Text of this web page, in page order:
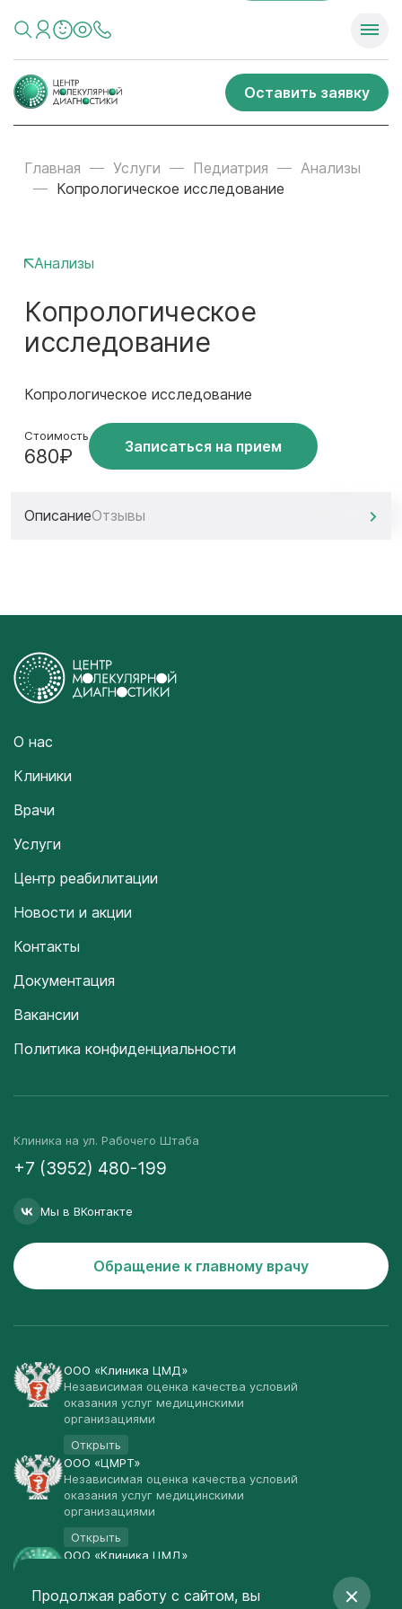
Оставить заявку
Главная Услуги Педиатрия
Анализы
Копрологическое исследование
Анализы
Копрологическое
исследование
Копрологическое исследование
Стоимость
680₽ Записаться на прием
ОписаниеОтзывы
О нас
Клиники
Врачи
Услуги
Центр реабилитации
Новости и акции
Контакты
Документация
Вакансии
Политика конфиденциальности
Клиника на ул. Рабочего Штаба
+7 (3952) 480-199
Мы в ВКонтакте
Обращение к главному врачу
ООО «Клиника ЦМД»
Независимая оценка качества условий
оказания услуг медицинскими
организациями
Открыть
ООО «ЦМРТ»
Независимая оценка качества условий
оказания услуг медицинскими
организациями
Открыть
ООО «Клиника ЦМД»
Открыть
Продолжая работу с сайтом, вы